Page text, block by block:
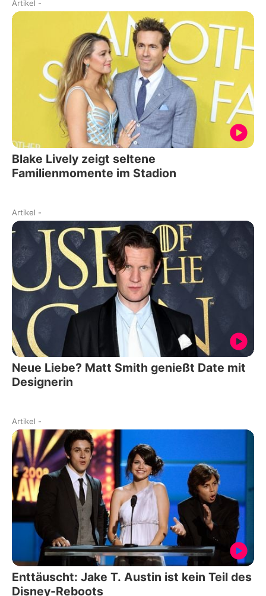
Artikel -
Blake Lively zeigt seltene
Familienmomente im Stadion
Artikel -
Neue Liebe? Matt Smith genießt Date mit
Designerin
Artikel -
Enttäuscht: Jake T. Austin ist kein Teil des
Disney-Reboots